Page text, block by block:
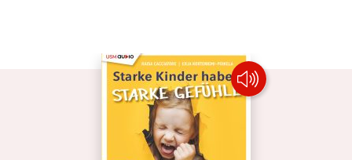
Man sieht sich
Zum Titel